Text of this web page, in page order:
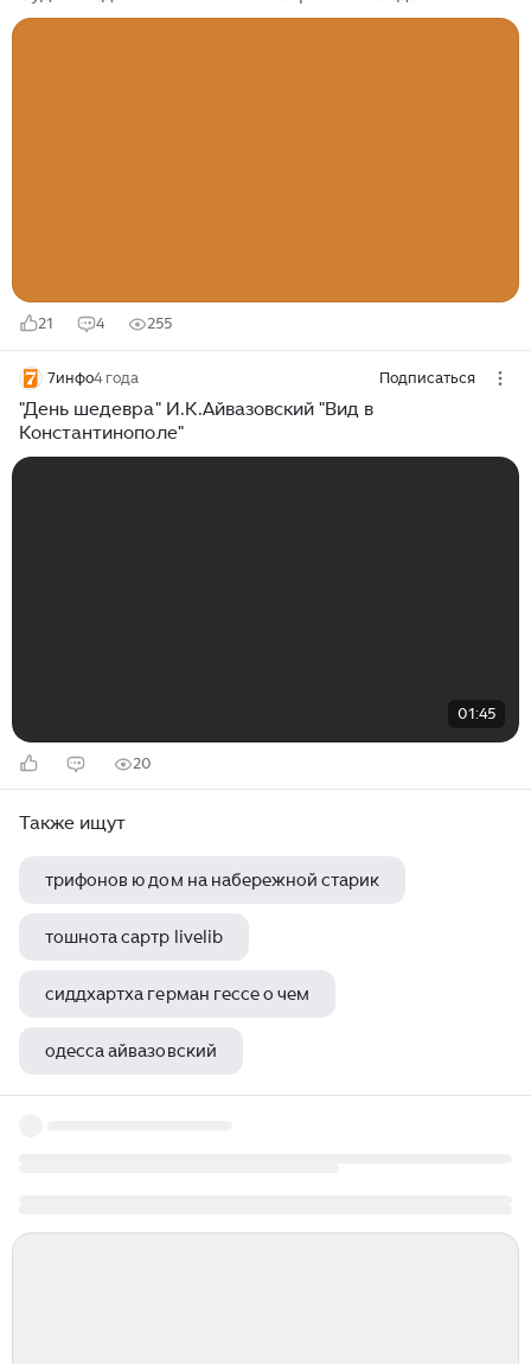
Переливается мелкой рябью… И сколько бы я не
21 4 255
7инфо4 года Подписаться
"День шедевра" И.К.Айвазовский "Вид в
Константинополе"
01:45
20
Также ищут
трифонов ю дом на набережной старик
тошнота сартр livelib
сиддхартха герман гессе о чем
одесса айвазовский